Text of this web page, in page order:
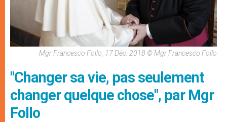
Mgr Francesco Follo, 17 Déc. 2018 © Mgr Francesco Follo
"Changer sa vie, pas seulement
changer quelque chose", par Mgr
Follo